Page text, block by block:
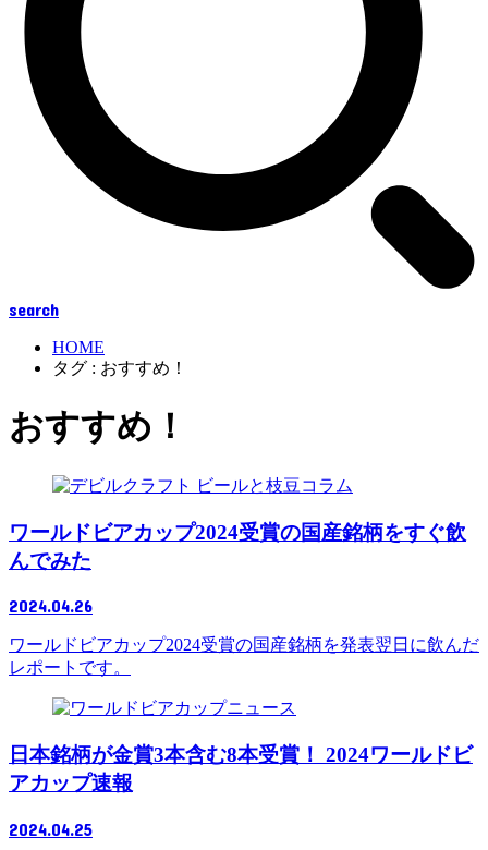
search
HOME
タグ : おすすめ！
おすすめ！
コラム
ワールドビアカップ2024受賞の国産銘柄をすぐ飲
んでみた
2024.04.26
ワールドビアカップ2024受賞の国産銘柄を発表翌日に飲んだ
レポートです。
ニュース
日本銘柄が金賞3本含む8本受賞！ 2024ワールドビ
アカップ速報
2024.04.25